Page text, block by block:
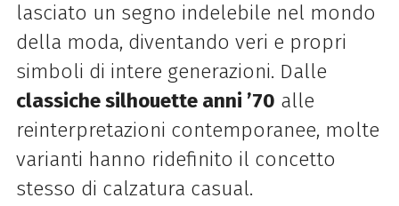
lasciato un segno indelebile nel mondo
della moda, diventando veri e propri
simboli di intere generazioni. Dalle
classiche silhouette anni ’70 alle
reinterpretazioni contemporanee, molte
varianti hanno ridefinito il concetto
stesso di calzatura casual.